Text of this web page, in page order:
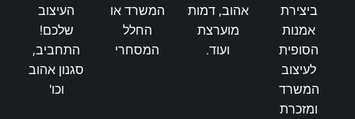
ביצירת
אמנות
הסופית
לעיצוב
המשרד
ומזכרת
אהוב, דמות
מוערצת
ועוד.
המשרד או
החלל
המסחרי
העיצוב
שלכם!
התחביב,
סגנון אהוב
וכו'